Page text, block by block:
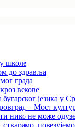
школе
до здравља
града
векове
језика у
– Мост
нико не може
повезујемо